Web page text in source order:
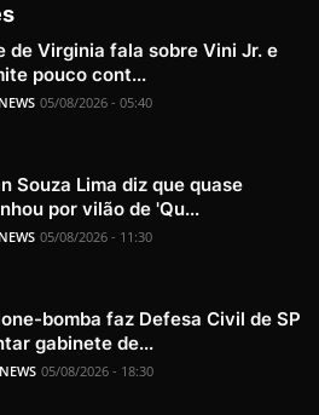
de Virginia fala sobre Vini Jr. e
pouco cont...
05/08/2026 - 05:40
Souza Lima diz que quase
por vilão de 'Qu...
05/08/2026 - 11:30
bomba faz Defesa Civil de SP
gabinete de...
05/08/2026 - 18:30